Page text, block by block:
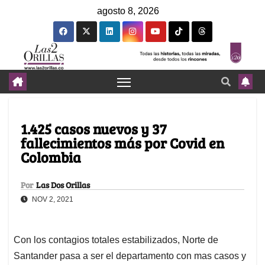
agosto 8, 2026
1.425 casos nuevos y 37
fallecimientos más por Covid en
Colombia
Por Las Dos Orillas
NOV 2, 2021
Con los contagios totales estabilizados, Norte de
Santander pasa a ser el departamento con mas casos y